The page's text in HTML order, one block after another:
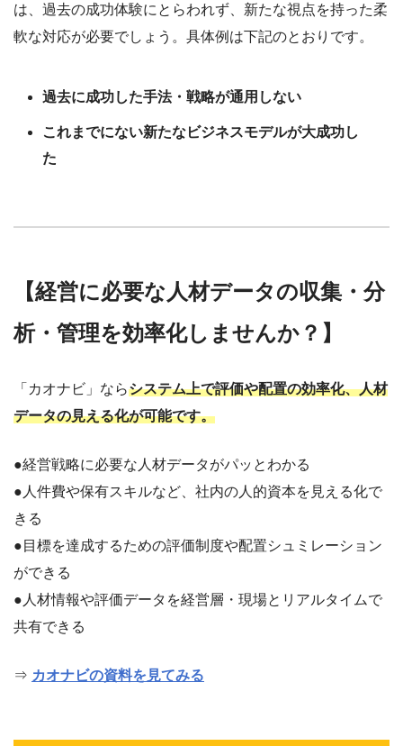
は、過去の成功体験にとらわれず、新たな視点を持った柔
軟な対応が必要でしょう。具体例は下記のとおりです。
過去に成功した手法・戦略が通用しない
これまでにない新たなビジネスモデルが大成功し
た
【経営に必要な人材データの収集・分
析・管理を効率化しませんか？】
「カオナビ」ならシステム上で評価や配置の効率化、人材
データの見える化が可能です。
●経営戦略に必要な人材データがパッとわかる
●人件費や保有スキルなど、社内の人的資本を見える化で
きる
●目標を達成するための評価制度や配置シュミレーション
ができる
●人材情報や評価データを経営層・現場とリアルタイムで
共有できる
⇒ カオナビの資料を見てみる